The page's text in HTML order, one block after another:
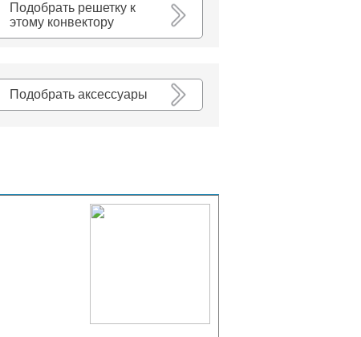
Подобрать решетку к
этому конвектору
Подобрать аксессуары